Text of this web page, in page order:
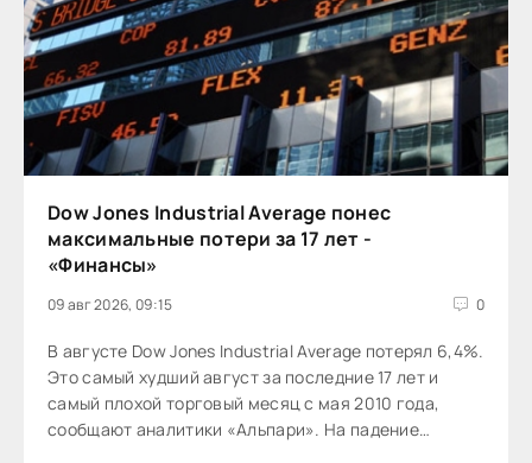
Dow Jones Industrial Average понес
максимальные потери за 17 лет -
«Финансы»
09 авг 2026, 09:15 0
В августе Dow Jones Industrial Average потерял 6,4%.
Это самый худший август за последние 17 лет и
самый плохой торговый месяц с мая 2010 года,
сообщают аналитики «Альпари». На падение